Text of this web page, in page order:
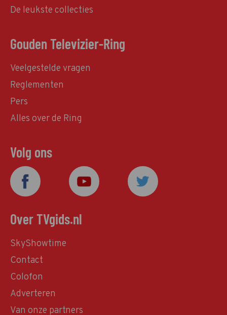
De leukste collecties
Gouden Televizier-Ring
Veelgestelde vragen
Reglementen
Pers
Alles over de Ring
Volg ons
Over TVgids.nl
SkyShowtime
Contact
Colofon
Adverteren
Van onze partners